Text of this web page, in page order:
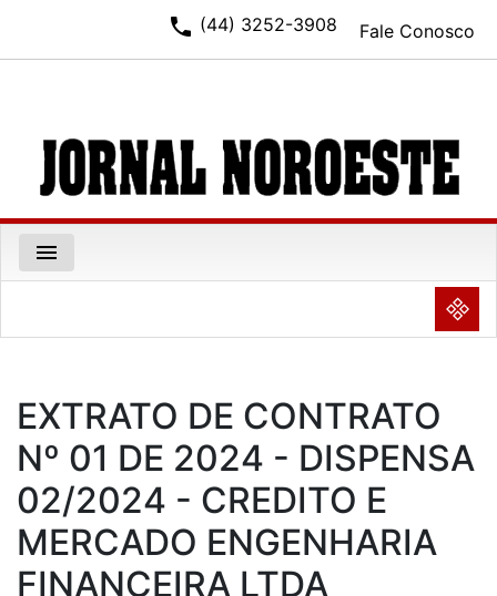
Fale Conosco
phone (44) 3252-3908
menu
NULL
EXTRATO DE CONTRATO
Nº 01 DE 2024 - DISPENSA
02/2024 - CREDITO E
MERCADO ENGENHARIA
FINANCEIRA LTDA